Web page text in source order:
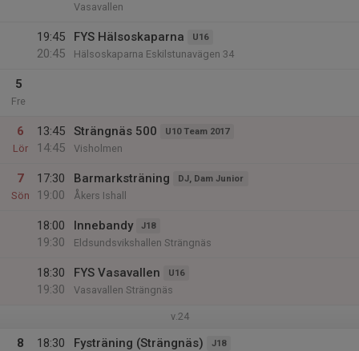
Vasavallen
19:45
20:45
FYS Hälsoskaparna U16
Hälsoskaparna Eskilstunavägen 34
5
Fre
6
Lör
13:45
14:45
Strängnäs 500 U10 Team 2017
Visholmen
7
Sön
17:30
19:00
Barmarksträning DJ, Dam Junior
Åkers Ishall
18:00
19:30
Innebandy J18
Eldsundsvikshallen Strängnäs
18:30
19:30
FYS Vasavallen U16
Vasavallen Strängnäs
v.24
8
18:30
Fysträning (Strängnäs) J18